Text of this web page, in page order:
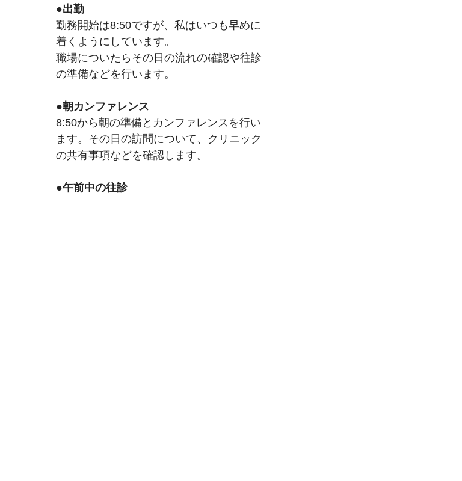
●出勤
勤務開始は8:50ですが、私はいつも早めに
着くようにしています。
職場についたらその日の流れの確認や往診
の準備などを行います。
●朝カンファレンス
8:50から朝の準備とカンファレンスを行い
ます。その日の訪問について、クリニック
の共有事項などを確認します。
●午前中の往診